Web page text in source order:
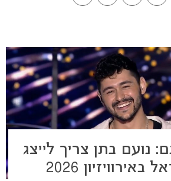
נועם בתן צריך לייצג
2026